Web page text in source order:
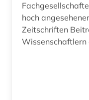
software (1)
hoch
Zeitschriften
Wissenschaftlern